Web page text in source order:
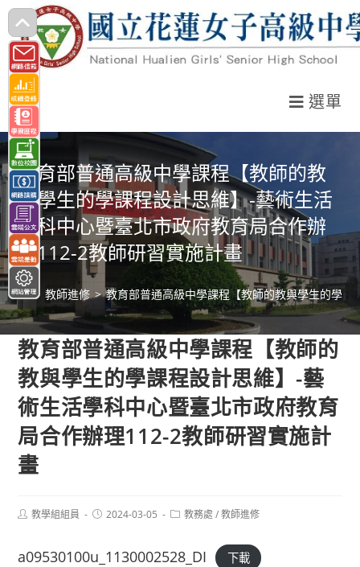
跳
轉
至
主
要
內
容
選單
教育部普通高級中學課程【教師的教
與學生的學課程設計思維】-藝術生活
學科中心暨臺北市政府教育局合作辦
理112-2教師研習實施計畫
> 教師進修 > 教育部普通高級中學課程【教師的教與學生的學
教育部普通高級中學課程【教師的
教與學生的學課程設計思維】-藝
術生活學科中心暨臺北市政府教育
局合作辦理112-2教師研習實施計
畫
Post教學組組員
Post2024-03-05
Post教務處 / 教師進修
a09530100u_1130002528_DI 下載